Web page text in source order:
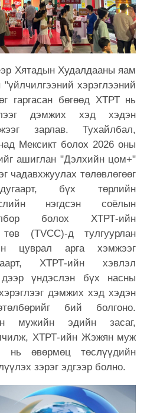
Хятадын Худалдааны яам
хэрэглээний
гаргасан бөгөөд ХТРТ нь
дэмжих хэд хэдэн
зарлав. Тухайлбал,
Мексикт болох 2026 оны
ашиглан "Дэлхийн цом+"
чадавхжуулах төлөвлөгөөг
бүх төрлийн
нэгдсэн соёлын
болох ХТРТ-ийн
(TVCC)-д тулгуурлан
цуврал арга хэмжээг
ХТРТ-ийн хэвлэл
үндэслэн бүх насны
дэмжих хэд хэдэн
бий болгоно.
мужийн эдийн засаг,
ХТРТ-ийн Жэжян муж
нь өвөрмөц төслүүдийн
зэрэг эдгээр болно.